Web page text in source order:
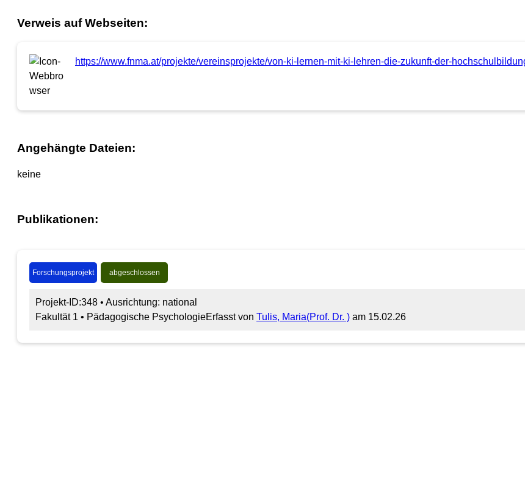
Verweis auf Webseiten:
https://www.fnma.at/projekte/vereinsprojekte/von-ki-lernen-mit-ki-lehren-die-zukunft-der-
Angehängte Dateien:
keine
Publikationen:
Forschungsprojekt abgeschlossen
Projekt-ID:348 • Ausrichtung: national
Fakultät 1 • Pädagogische PsychologieErfasst von Tulis, Maria(Prof. Dr. ) am 15.02.26